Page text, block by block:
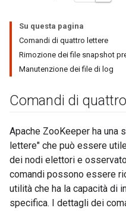
Su questa pagina
Comandi di quattro lettere
Rimozione dei file snapshot
Manutenzione dei file di log
Comandi di
Apache ZooKeeper ha una
lettere" che può essere
dei nodi elettori e
comandi possono essere
utilità che ha la capacità di
specifica. I dettagli dei